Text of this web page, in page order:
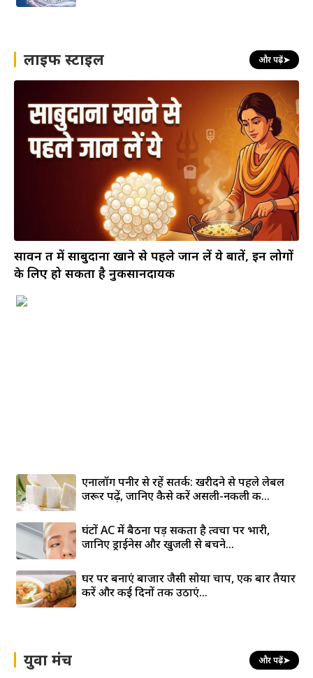
लाइफ स्टाइल और पढ़ें➤
सावन व्रत में साबुदाना खाने से पहले जान लें ये बातें, इन लोगों
के लिए हो सकता है नुकसानदायक
एनालॉग पनीर से रहें सतर्क: खरीदने से पहले लेबल
जरूर पढ़ें, जानिए कैसे करें असली-नकली की...
घंटों AC में बैठना पड़ सकता है त्वचा पर भारी,
जानिए ड्राईनेस और खुजली से बचने...
घर पर बनाएं बाजार जैसी सोया चाप, एक बार तैयार
करें और कई दिनों तक उठाएं...
युवा मंच और पढ़ें➤